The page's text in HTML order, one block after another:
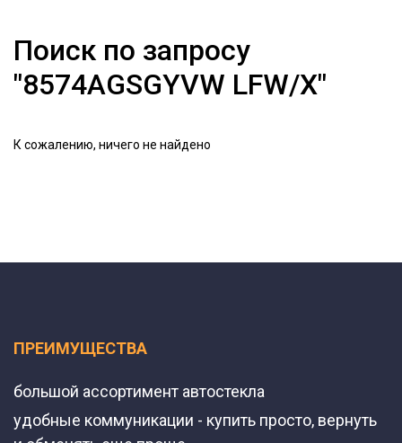
Поиск по запросу
"8574AGSGYVW LFW/X"
К сожалению, ничего не найдено
ПРЕИМУЩЕСТВА
большой ассортимент автостекла
удобные коммуникации - купить просто, вернуть